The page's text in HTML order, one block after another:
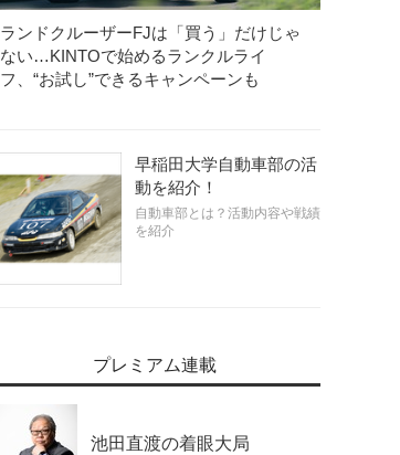
ランドクルーザーFJは「買う」だけじゃ
ない…KINTOで始めるランクルライ
フ、“お試し”できるキャンペーンも
早稲田大学自動車部の活
動を紹介！
自動車部とは？活動内容や戦績
を紹介
プレミアム連載
池田直渡の着眼大局